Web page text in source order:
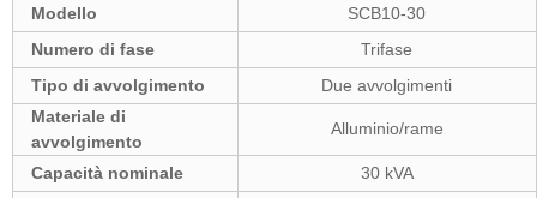
Modello
SCB10-30
Numero di fase
Trifase
Tipo di avvolgimento
Due avvolgimenti
Materiale di
avvolgimento
Alluminio/rame
Capacità nominale
30 kVA